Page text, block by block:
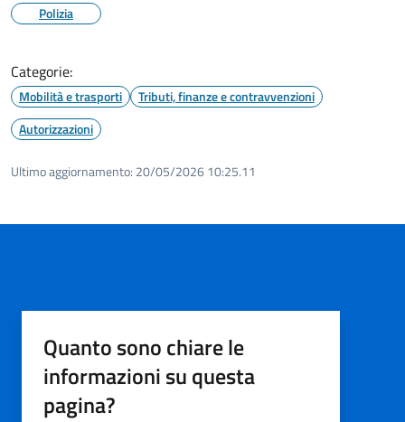
Polizia
Categorie:
Mobilità e trasporti
Tributi, finanze e contravvenzioni
Autorizzazioni
Ultimo aggiornamento: 20/05/2026 10:25.11
Quanto sono chiare le
informazioni su questa
pagina?